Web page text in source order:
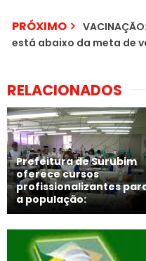
PRÓXIMO
está abaixo da meta de
RELACIONADOS
Prefeitura de Surubim
oferece cursos
profissionalizantes
a população: